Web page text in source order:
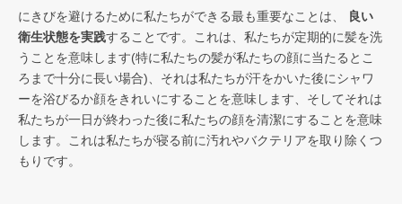
にきびを避けるために私たちができる最も重要なことは、
良い
衛生状態を実践することです。これは、私たちが定期的に髪を洗
うことを意味します(特に私たちの髪が私たちの顔に当たるとこ
ろまで十分に長い場合)、それは私たちが汗をかいた後にシャワ
ーを浴びるか顔をきれいにすることを意味します、そしてそれは
私たちが一日が終わった後に私たちの顔を清潔にすることを意味
します。これは私たちが寝る前に汚れやバクテリアを取り除くつ
もりです。